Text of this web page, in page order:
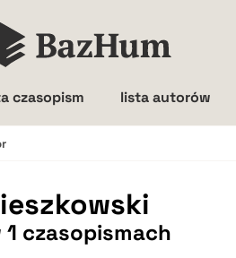
czasopism lista autorów
czasopismach